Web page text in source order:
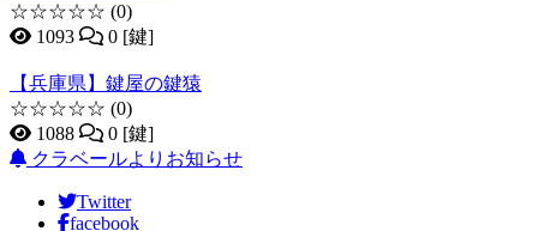
☆☆☆☆☆ (0)
1093
0 [鍵]
【兵庫県】鍵屋の鍵猿
☆☆☆☆☆ (0)
1088
0 [鍵]
クラベールよりお知らせ
Twitter
facebook